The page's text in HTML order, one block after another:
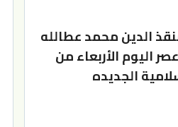
الدين محمد عطالله
اليوم الأربعاء من
الجديده